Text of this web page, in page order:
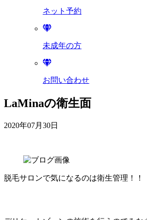
ネット予約
未成年の方
お問い合わせ
LaMinaの衛生面
2020年07月30日
脱毛サロンで気になるのは衛生管理！！